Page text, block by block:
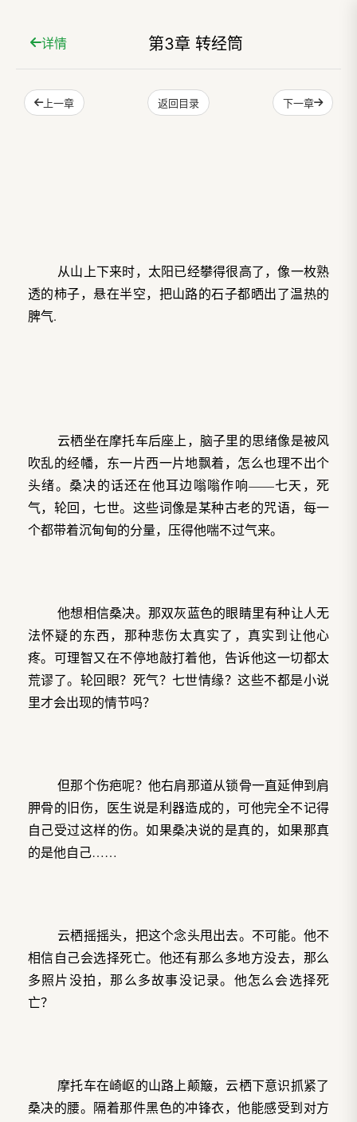
详情 第3章 转经筒
上一章 返回目录 下一章
从山上下来时，太阳已经攀得很高了，像一枚熟
透的柿子，悬在半空，把山路的石子都晒出了温热的
脾气.
云栖坐在摩托车后座上，脑子里的思绪像是被风
吹乱的经幡，东一片西一片地飘着，怎么也理不出个
头绪。桑决的话还在他耳边嗡嗡作响——七天，死
气，轮回，七世。这些词像是某种古老的咒语，每一
个都带着沉甸甸的分量，压得他喘不过气来。
他想相信桑决。那双灰蓝色的眼睛里有种让人无
法怀疑的东西，那种悲伤太真实了，真实到让他心
疼。可理智又在不停地敲打着他，告诉他这一切都太
荒谬了。轮回眼？死气？七世情缘？这些不都是小说
里才会出现的情节吗？
但那个伤疤呢？他右肩那道从锁骨一直延伸到肩
胛骨的旧伤，医生说是利器造成的，可他完全不记得
自己受过这样的伤。如果桑决说的是真的，如果那真
的是他自己……
云栖摇摇头，把这个念头甩出去。不可能。他不
相信自己会选择死亡。他还有那么多地方没去，那么
多照片没拍，那么多故事没记录。他怎么会选择死
亡？
摩托车在崎岖的山路上颠簸，云栖下意识抓紧了
桑决的腰。隔着那件黑色的冲锋衣，他能感受到对方